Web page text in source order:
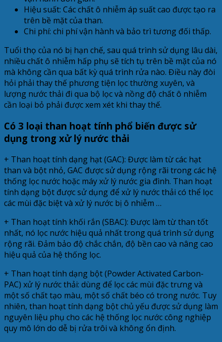
Hiệu suất: Các chất ô nhiễm áp suất cao được tạo ra
trên bề mặt của than.
Chi phí: chi phí vận hành và bảo trì tương đối thấp.
Tuổi thọ của nó bị hạn chế, sau quá trình sử dụng lâu dài,
nhiều chất ô nhiễm hấp phụ sẽ tích tụ trên bề mặt của nó
mà không cần qua bất kỳ quá trình rửa nào. Điều này đòi
hỏi phải thay thế phương tiện lọc thường xuyên, và
lượng nước thải đi qua bộ lọc và nồng độ chất ô nhiễm
cần loại bỏ phải được xem xét khi thay thế.
Có 3 loại than hoạt tính phổ biến được sử
dụng trong xử lý nước thải
+ Than hoạt tính dạng hạt (GAC): Được làm từ các hạt
than và bột nhỏ, GAC được sử dụng rộng rãi trong các hệ
thống lọc nước hoặc máy xử lý nước gia đình. Than hoạt
tính dạng bột được sử dụng để xử lý nước thải có thể lọc
các mùi đặc biệt và xử lý nước bị ô nhiễm …
+ Than hoạt tính khối rắn (SBAC): Được làm từ than tốt
nhất, nó lọc nước hiệu quả nhất trong quá trình sử dụng
rộng rãi. Đảm bảo độ chắc chắn, độ bền cao và nâng cao
hiệu quả của hệ thống lọc.
+ Than hoạt tính dạng bột (Powder Activated Carbon-
PAC) xử lý nước thải: dùng để lọc các mùi đặc trưng và
một số chất tạo màu, một số chất béo có trong nước. Tuy
nhiên, than hoạt tính dạng bột chủ yếu được sử dụng làm
nguyên liệu phụ cho các hệ thống lọc nước công nghiệp
quy mô lớn do dễ bị rửa trôi và không ổn định.